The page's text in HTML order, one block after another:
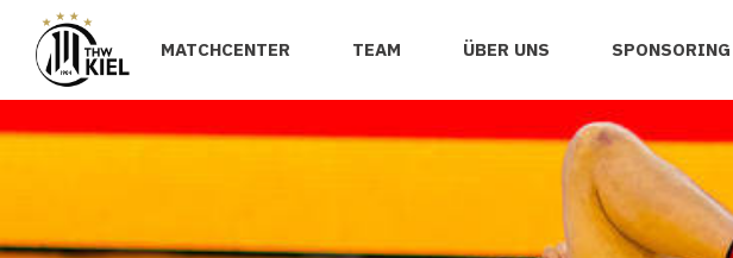
MATCHCENTER TEAM ÜBER UNS SPONSORING